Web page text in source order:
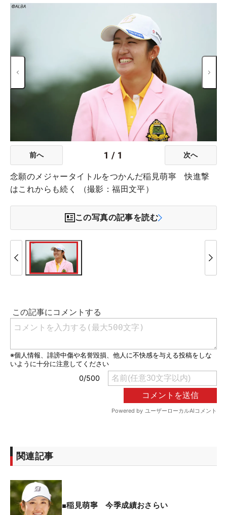
前へ 1 / 1 次へ
念願のメジャータイトルをつかんだ稲見萌寧 快進撃
はこれからも続く （撮影：福田文平）
この写真の記事を読む
関連記事
■稲見萌寧 今季成績おさらい